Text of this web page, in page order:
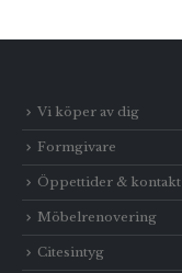
Vi köper av dig
Formgivare
Öppettider & kontakt
Möbelrenovering
Citesintyg